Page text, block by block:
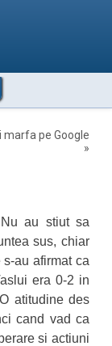
marfa pe Google
»
au stiut sa
sus, chiar
au afirmat ca
era 0-2 in
atitudine des
cand vad ca
si actiuni